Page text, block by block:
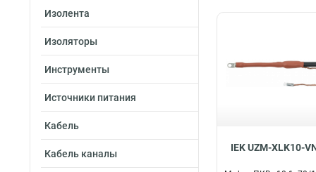
Изолента
Изоляторы
Инструменты
Источники питания
Кабель
Кабель каналы
1х35/50 4
3х16/25 4
5х16/25 12
IEK UZM-XLK10-